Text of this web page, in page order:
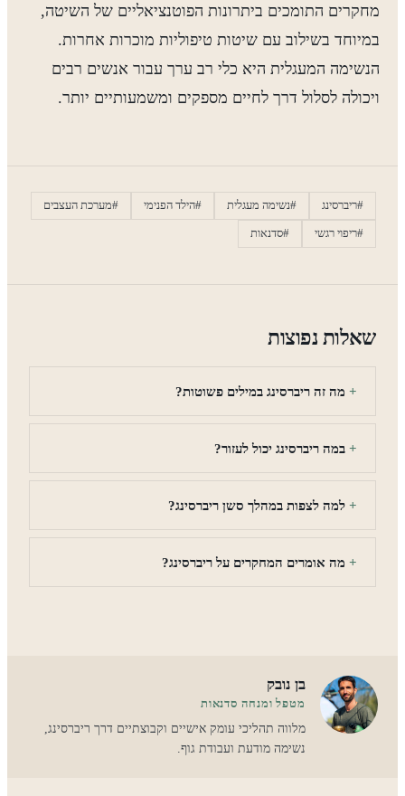
מחקרים התומכים ביתרונות הפוטנציאליים של השיטה,
במיוחד בשילוב עם שיטות טיפוליות מוכרות אחרות.
הנשימה המעגלית היא כלי רב ערך עבור אנשים רבים
ויכולה לסלול דרך לחיים מספקים ומשמעותיים יותר.
#ריברסינג #נשימה מעגלית #הילד הפנימי #מערכת העצבים
#ריפוי רגשי #סדנאות
שאלות נפוצות
מה זה ריברסינג במילים פשוטות?
במה ריברסינג יכול לעזור?
למה לצפות במהלך סשן ריברסינג?
מה אומרים המחקרים על ריברסינג?
בן נובק
מטפל ומנחה סדנאות
מלווה תהליכי עומק אישיים וקבוצתיים דרך ריברסינג,
נשימה מודעת ועבודת גוף.